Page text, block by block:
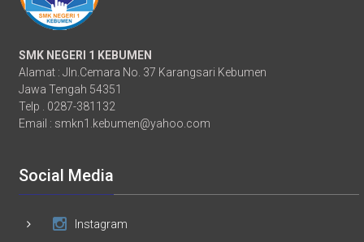
SMK NEGERI 1 KEBUMEN
Alamat : Jln.Cemara No. 37 Karangsari Kebumen
Jawa Tengah 54351
Telp . 0287-381132
Email : smkn1.kebumen@yahoo.com
Social Media
Instagram